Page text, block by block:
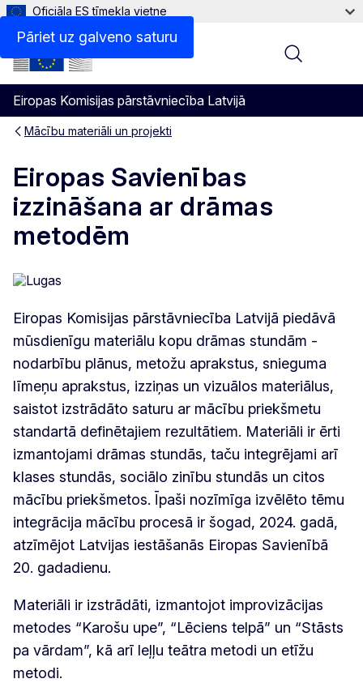
Pāriet uz galveno saturu
Oficiāla ES tīmekļa vietne
Eiropas Komisijas pārstāvniecība Latvijā
Menu
Mācību materiāli un projekti
Eiropas Savienības
izzināšana ar drāmas
metodēm
Eiropas Komisijas pārstāvniecība Latvijā piedāvā
mūsdienīgu materiālu kopu drāmas stundām -
nodarbību plānus, metožu aprakstus, snieguma
līmeņu aprakstus, izziņas un vizuālos materiālus,
saistot izstrādāto saturu ar mācību priekšmetu
standartā definētajiem rezultātiem. Materiāli ir ērti
izmantojami drāmas stundās, taču integrējami arī
klases stundās, sociālo zinību stundās un citos
mācību priekšmetos. Īpaši nozīmīga izvēlēto tēmu
integrācija mācību procesā ir šogad, 2024. gadā,
atzīmējot Latvijas iestāšanās Eiropas Savienībā
20. gadadienu.
Materiāli ir izstrādāti, izmantojot improvizācijas
metodes “Karošu upe”, “Lēciens telpā” un “Stāsts
pa vārdam”, kā arī leļļu teātra metodi un etīžu
metodi.